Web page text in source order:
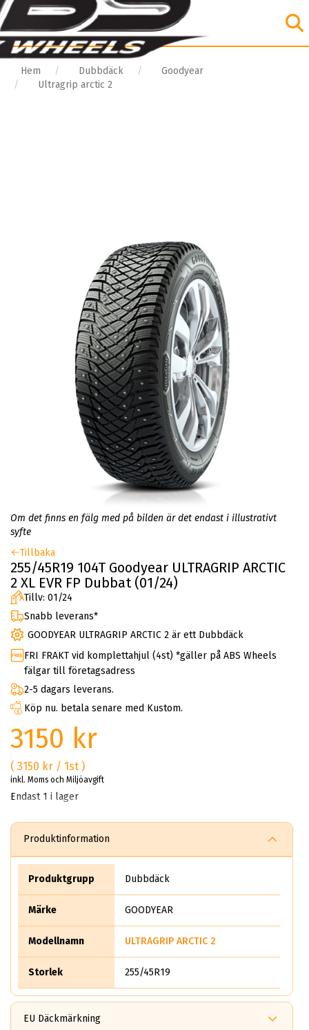
Hem Dubbdäck
Goodyear
Ultragrip arctic 2
Om det finns en fälg med på bilden är det endast i illustrativt
syfte
Tillbaka
255/45R19 104T Goodyear ULTRAGRIP ARCTIC
2 XL EVR FP Dubbat (01/24)
Tillv: 01/24
Snabb leverans*
GOODYEAR ULTRAGRIP ARCTIC 2 är ett Dubbdäck
FRI FRAKT vid komplettahjul (4st) *gäller på ABS Wheels
fälgar till företagsadress
2-5 dagars leverans.
Köp nu. betala senare med Kustom.
3150 kr
( 3150 kr / 1st )
inkl. Moms och Miljöavgift
Endast 1 i lager
Produktinformation
Produktgrupp Dubbdäck
Märke GOODYEAR
Modellnamn ULTRAGRIP ARCTIC 2
Storlek 255/45R19
EU Däckmärkning